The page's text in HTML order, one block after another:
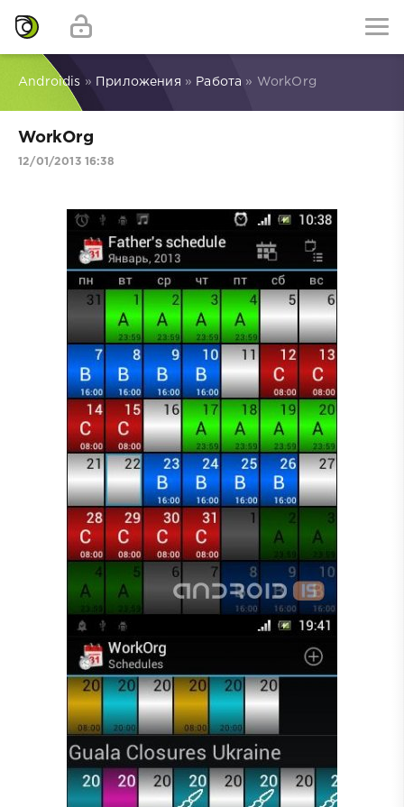
Androidis » Приложения » Работа » WorkOrg
WorkOrg
12/01/2013 16:38